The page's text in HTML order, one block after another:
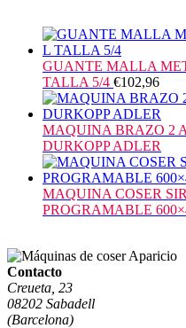
GUANTE MALLA
TALLA 5/4 €102,96
MAQUINA BRAZO 2
DURKOPP ADLER
MAQUINA COSER
PROGRAMABLE
Contacto
Creueta, 23
08202 Sabadell
(Barcelona)